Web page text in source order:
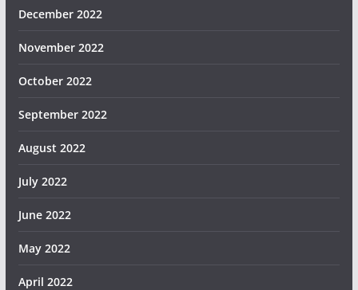
December 2022
November 2022
October 2022
September 2022
August 2022
July 2022
June 2022
May 2022
April 2022